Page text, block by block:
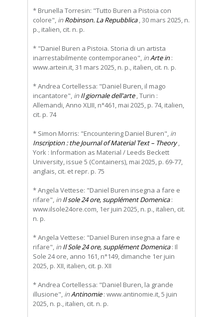
* Brunella Torresin: "Tutto Buren a Pistoia con
colore", in Robinson. La Repubblica, 30 mars 2025, n.
p., italien, cit. n. p.
* "Daniel Buren a Pistoia. Storia di un artista
inarrestabilmente contemporaneo", inArte in:
www.artein.it, 31 mars 2025, n. p., italien, cit. n. p.
* Andrea Cortellessa: "Daniel Buren, il mago
incantatore", in Il giornale dell'arte, Turin :
Allemandi, Anno XLIII, n°461, mai 2025, p. 74, italien,
cit. p. 74
* Simon Morris: "Encountering Daniel Buren", in
Inscription : the Journal of Material Text – Theory,
York : Information as Material / Leeds Beckett
University, issue 5 (Containers), mai 2025, p. 69-77,
anglais, cit. et repr. p. 75
* Angela Vettese: "Daniel Buren insegna a fare e
rifare", in Il sole 24 ore, supplément Domenica:
www.ilsole24ore.com, 1er juin 2025, n. p., italien, cit.
n. p.
* Angela Vettese: "Daniel Buren insegna a fare e
rifare", in Il Sole 24 ore, supplément Domenica: Il
Sole 24 ore, anno 161, n°149, dimanche 1er juin
2025, p. XII, italien, cit. p. XII
* Andrea Cortellessa: "Daniel Buren, la grande
illusione", inAntinomie: www.antinomie.it, 5 juin
2025, n. p., italien, cit. n. p.